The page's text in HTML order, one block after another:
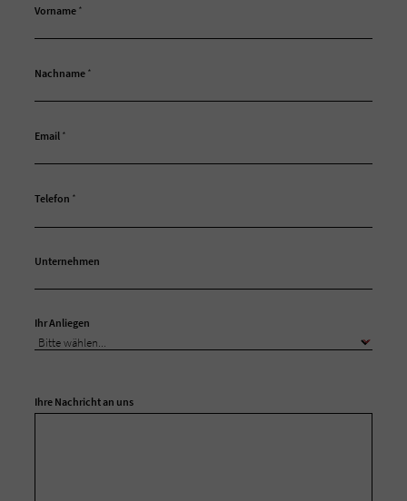
Vorname *
Nachname *
Email *
Telefon *
Unternehmen
Ihr Anliegen
Ihre Nachricht an uns